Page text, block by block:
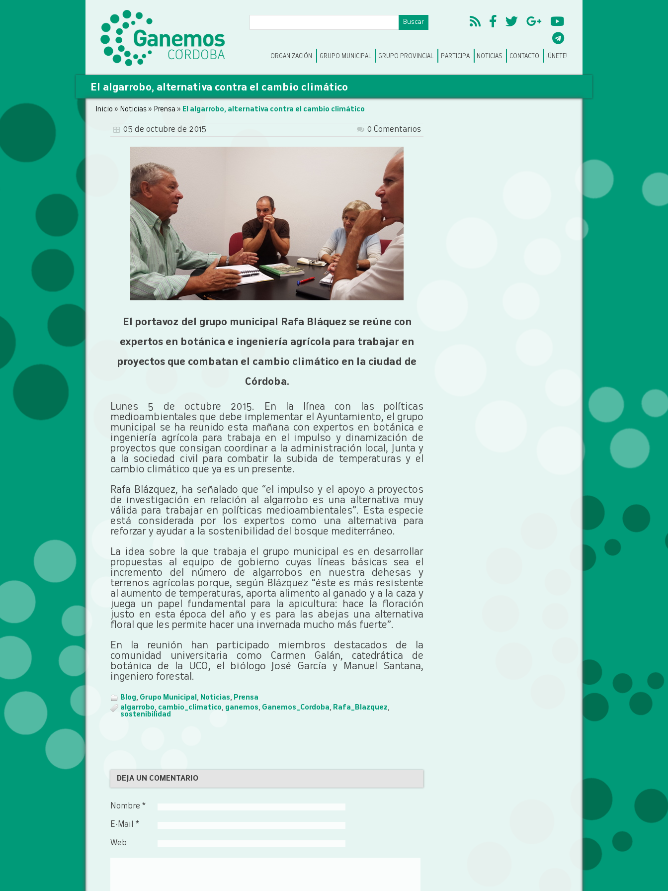
ORGANIZACIÓN GRUPO MUNICIPAL GRUPO PROVINCIAL PARTICIPA NOTICIAS CONTACTO ¡ÚNETE!
El algarrobo, alternativa contra el cambio climático
Inicio » Noticias » Prensa » El algarrobo, alternativa contra el cambio climático
05 de octubre de 2015 0 Comentarios
El portavoz del grupo municipal Rafa Bláquez se reúne con
expertos en botánica e ingeniería agrícola para trabajar en
proyectos que combatan el cambio climático en la ciudad de
Córdoba.
Lunes 5 de octubre 2015. En la línea con las políticas
medioambientales que debe implementar el Ayuntamiento, el grupo
municipal se ha reunido esta mañana con expertos en botánica e
ingeniería agrícola para trabaja en el impulso y dinamización de
proyectos que consigan coordinar a la administración local, Junta y
a la sociedad civil para combatir la subida de temperaturas y el
cambio climático que ya es un presente.
Rafa Blázquez, ha señalado que “el impulso y el apoyo a proyectos
de investigación en relación al algarrobo es una alternativa muy
válida para trabajar en políticas medioambientales”. Esta especie
está considerada por los expertos como una alternativa para
reforzar y ayudar a la sostenibilidad del bosque mediterráneo.
La idea sobre la que trabaja el grupo municipal es en desarrollar
propuestas al equipo de gobierno cuyas líneas básicas sea el
incremento del número de algarrobos en nuestra dehesas y
terrenos agrícolas porque, según Blázquez “éste es más resistente
al aumento de temperaturas, aporta alimento al ganado y a la caza y
juega un papel fundamental para la apicultura: hace la floración
justo en esta época del año y es para las abejas una alternativa
floral que les permite hacer una invernada mucho más fuerte”.
En la reunión han participado miembros destacados de la
comunidad universitaria como Carmen Galán, catedrática de
botánica de la UCO, el biólogo José García y Manuel Santana,
ingeniero forestal.
Blog, Grupo Municipal , Noticias, Prensa
algarrobo, cambio_climatico, ganemos, Ganemos_Cordoba, Rafa_Blazquez,
sostenibilidad
DEJA UN COMENTARIO
Nombre *
E-Mail *
Web